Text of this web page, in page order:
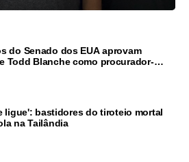
do Senado dos EUA aprovam
Todd Blanche como procurador-
ligue': bastidores do tiroteio mortal
na Tailândia